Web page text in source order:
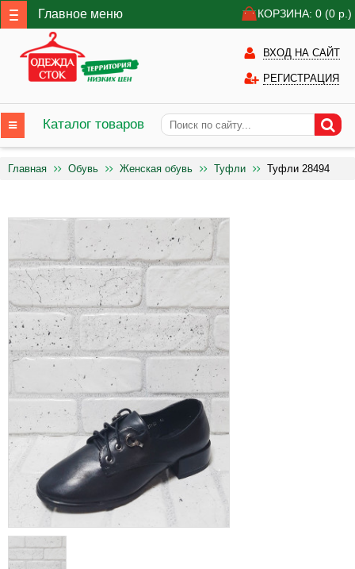
Главное меню КОРЗИНА: 0 (0 р.)
ВХОД НА САЙТ
РЕГИСТРАЦИЯ
Каталог товаров
Главная Обувь Женская обувь Туфли Туфли 28494